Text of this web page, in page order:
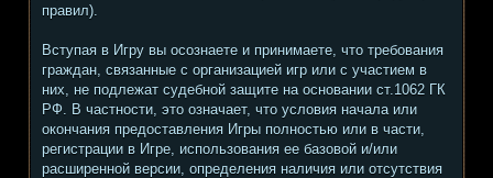
правил).
Вступая в Игру вы осознаете и принимаете, что требования
граждан, связанные с организацией игр или с участием в
них, не подлежат судебной защите на основании ст.1062 ГК
РФ. В частности, это означает, что условия начала или
окончания предоставления Игры полностью или в части,
регистрации в Игре, использования ее базовой и/или
расширенной версии, определения наличия или отсутствия